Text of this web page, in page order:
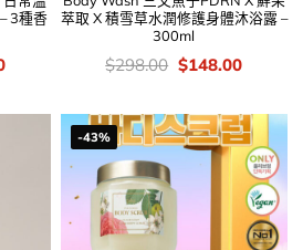
3種香
Current
$118.00.
萃取 X 積雪草水潤修護身體沐浴露 –
300ml
價
錢：
$298.00 Original
price
$298.00.
$148.00Current
-43%